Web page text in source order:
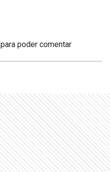
para poder comentar